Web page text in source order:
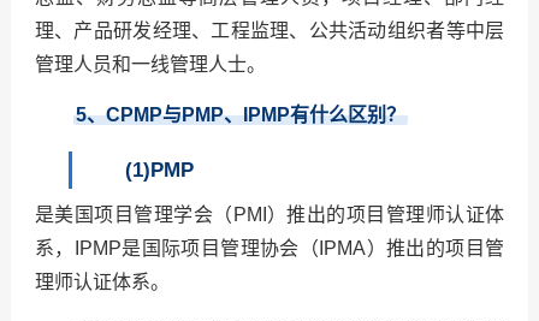
理、产品研发经理、工程监理、公共活动组织者等中层
管理人员和一线管理人士。
5、CPMP与PMP、IPMP有什么区别？
(1)PMP
是美国项目管理学会（PMI）推出的项目管理师认证体
系，IPMP是国际项目管理协会（IPMA）推出的项目管
理师认证体系。